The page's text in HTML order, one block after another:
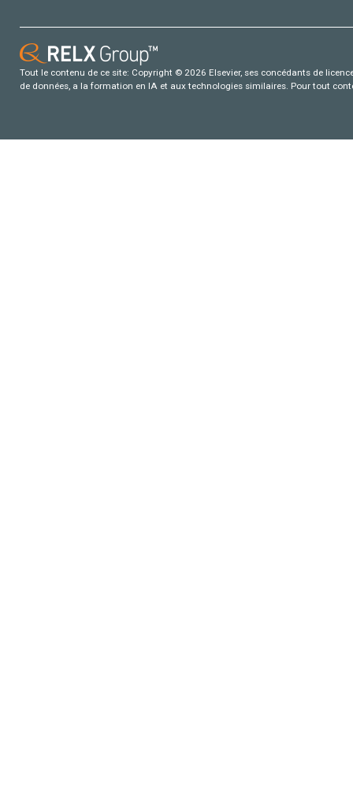
Tout le contenu de ce site: Copyright © 2026 Elsevier, ses concédants de
de données, a la formation en IA et aux technologies similaires. Pour tout